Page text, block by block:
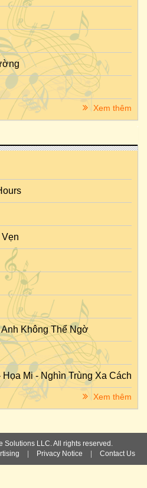
Xem thêm
Không Thể Ngờ
Mi - Nghìn Trùng Xa Cách
Xem thêm
Solutions LLC. All rights reserved.
Privacy Notice Contact Us